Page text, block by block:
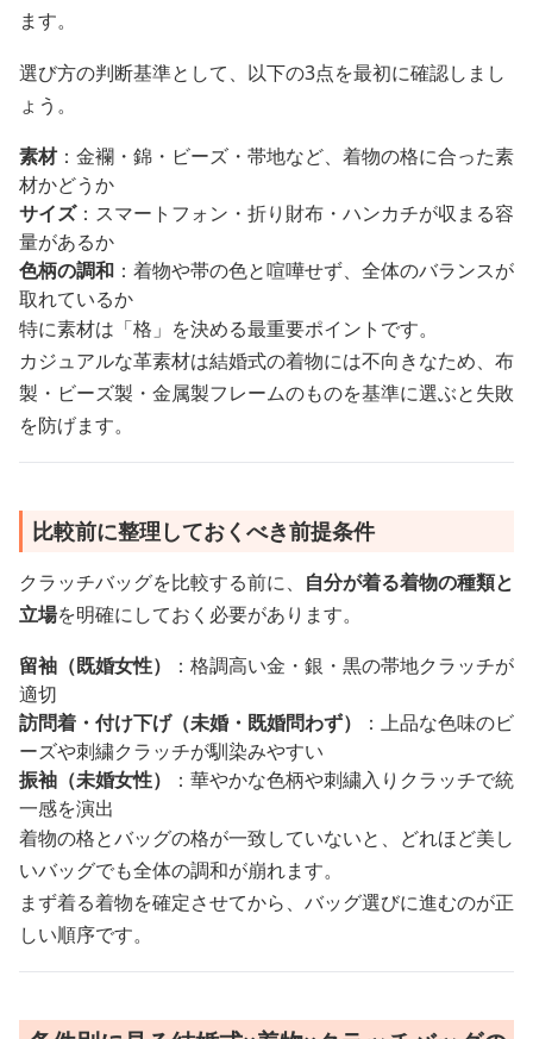
ます。
選び方の判断基準として、以下の3点を最初に確認しまし
ょう。
素材：金襴・錦・ビーズ・帯地など、着物の格に合った素
材かどうか
サイズ：スマートフォン・折り財布・ハンカチが収まる容
量があるか
色柄の調和 ：着物や帯の色と喧嘩せず、全体のバランスが
取れているか
特に素材は「格」を決める最重要ポイントです。
カジュアルな革素材は結婚式の着物には不向きなため、布
製・ビーズ製・金属製フレームのものを基準に選ぶと失敗
を防げます。
比較前に整理しておくべき前提条件
クラッチバッグを比較する前に、 自分が着る着物の種類と
立場を明確にしておく必要があります。
留袖（既婚女性）
：格調高い金・銀・黒の帯地クラッチが
適切
訪問着・付け下げ（未婚・既婚問わず）
：上品な色味のビ
ーズや刺繍クラッチが馴染みやすい
振袖（未婚女性）
：華やかな色柄や刺繍入りクラッチで統
一感を演出
着物の格とバッグの格が一致していないと、どれほど美し
いバッグでも全体の調和が崩れます。
まず着る着物を確定させてから、バッグ選びに進むのが正
しい順序です。